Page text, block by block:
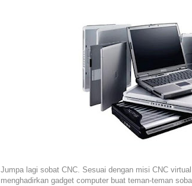
Jumpa lagi sobat CNC. Sesuai dengan misi CNC
menghadirkan gadget computer buat teman-teman